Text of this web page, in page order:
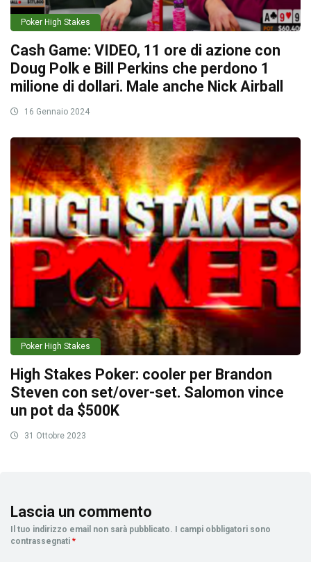
Poker High Stakes
Cash Game: VIDEO, 11 ore di azione con
Doug Polk e Bill Perkins che perdono 1
milione di dollari. Male anche Nick Airball
16 Gennaio 2024
Poker High Stakes
High Stakes Poker: cooler per Brandon
Steven con set/over-set. Salomon vince
un pot da $500K
31 Ottobre 2023
Lascia un commento
Il tuo indirizzo email non sarà pubblicato. I campi obbligatori sono
contrassegnati *